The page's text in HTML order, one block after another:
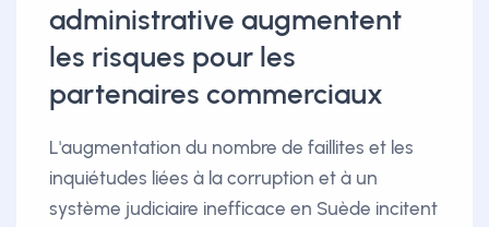
administrative augmentent
les risques pour les
partenaires commerciaux
L'augmentation du nombre de faillites et les
inquiétudes liées à la corruption et à un
système judiciaire inefficace en Suède incitent